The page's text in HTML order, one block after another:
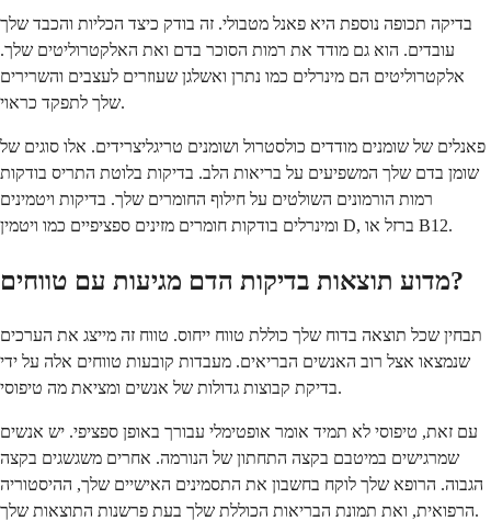
בדיקה תכופה נוספת היא פאנל מטבולי. זה בודק כיצד הכליות והכבד שלך
עובדים. הוא גם מודד את רמות הסוכר בדם ואת האלקטרוליטים שלך.
אלקטרוליטים הם מינרלים כמו נתרן ואשלגן שעוזרים לעצבים והשרירים
שלך לתפקד כראוי.
פאנלים של שומנים מודדים כולסטרול ושומנים טריגליצרידים. אלו סוגים של
שומן בדם שלך המשפיעים על בריאות הלב. בדיקות בלוטת התריס בודקות
רמות הורמונים השולטים על חילוף החומרים שלך. בדיקות ויטמינים
ומינרלים בודקות חומרים מזינים ספציפיים כמו ויטמין D, ברזל או B12.
מדוע תוצאות בדיקות הדם מגיעות עם טווחים?
תבחין שכל תוצאה בדוח שלך כוללת טווח ייחוס. טווח זה מייצג את הערכים
שנמצאו אצל רוב האנשים הבריאים. מעבדות קובעות טווחים אלה על ידי
בדיקת קבוצות גדולות של אנשים ומציאת מה טיפוסי.
עם זאת, טיפוסי לא תמיד אומר אופטימלי עבורך באופן ספציפי. יש אנשים
שמרגישים במיטבם בקצה התחתון של הנורמה. אחרים משגשגים בקצה
הגבוה. הרופא שלך לוקח בחשבון את התסמינים האישיים שלך, ההיסטוריה
הרפואית, ואת תמונת הבריאות הכוללת שלך בעת פרשנות התוצאות שלך.